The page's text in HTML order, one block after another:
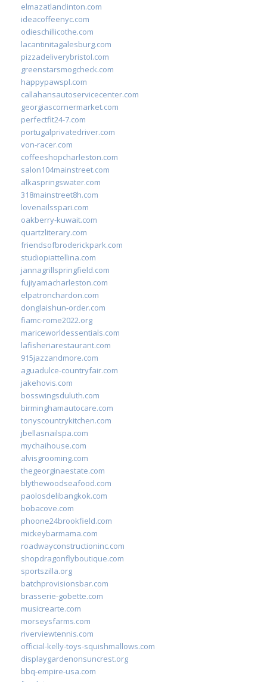
elmazatlanclinton.com
ideacoffeenyc.com
odieschillicothe.com
lacantinitagalesburg.com
pizzadeliverybristol.com
greenstarsmogcheck.com
happypawspl.com
callahansautoservicecenter.com
georgiascornermarket.com
perfectfit24-7.com
portugalprivatedriver.com
von-racer.com
coffeeshopcharleston.com
salon104mainstreet.com
alkaspringswater.com
318mainstreet8h.com
lovenailsspari.com
oakberry-kuwait.com
quartzliterary.com
friendsofbroderickpark.com
studiopiattellina.com
jannagrillspringfield.com
fujiyamacharleston.com
elpatronchardon.com
donglaishun-order.com
fiamc-rome2022.org
mariceworldessentials.com
lafisheriarestaurant.com
915jazzandmore.com
aguadulce-countryfair.com
jakehovis.com
bosswingsduluth.com
birminghamautocare.com
tonyscountrykitchen.com
jbellasnailspa.com
mychaihouse.com
alvisgrooming.com
thegeorginaestate.com
blythewoodseafood.com
paolosdelibangkok.com
bobacove.com
phoone24brookfield.com
mickeybarmama.com
roadwayconstructioninc.com
shopdragonflyboutique.com
sportszilla.org
batchprovisionsbar.com
brasserie-gobette.com
musicrearte.com
morseysfarms.com
riverviewtennis.com
official-kelly-toys-squishmallows.com
displaygardenonsuncrest.org
bbq-empire-usa.com